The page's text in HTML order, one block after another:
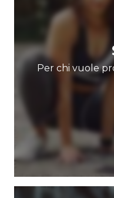
Per chi vuole